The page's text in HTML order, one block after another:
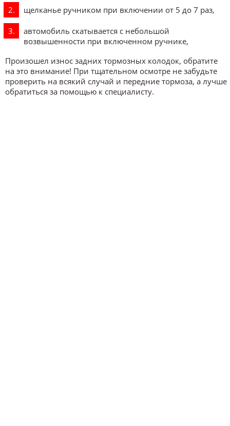
щелканье ручником при включении от 5 до 7 раз,
автомобиль скатывается с небольшой
возвышенности при включенном ручнике,
Произошел износ задних тормозных колодок, обратите
на это внимание! При тщательном осмотре не забудьте
проверить на всякий случай и передние тормоза, а лучше
обратиться за помощью к специалисту.